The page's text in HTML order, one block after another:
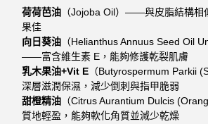
荷荷芭油 （Jojoba Oil）——與皮脂結構相
果佳
向日葵油 （Helianthus Annuus Seed Oil
——富含維生素 E，能夠修護乾裂肌膚
乳木果油+Vit E （Butyrospermum Parkii
深層滋潤保濕，減少倒刺與指甲脆弱
甜橙精油 （Citrus Aurantium Dulcis
質地輕盈，能夠軟化角質並減少乾燥